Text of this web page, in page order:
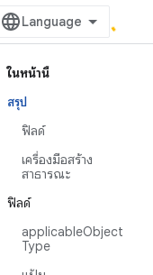
ในหน้านี้
สรุป
ฟิลด์
เครื่องมือสร้าง
สาธารณะ
ฟิลด์
applicableObject
Type